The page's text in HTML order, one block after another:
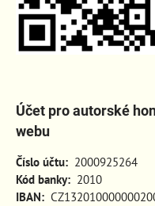
Účet pro autorské
webu
Číslo účtu: 2000925264
Kód banky: 2010
IBAN: